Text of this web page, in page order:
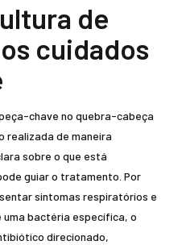
de
cuidados
chave no quebra-cabeça
realizada de maneira
sobre o que está
guiar o tratamento. Por
sintomas respiratórios e
uma bactéria específica, o
direcionado,